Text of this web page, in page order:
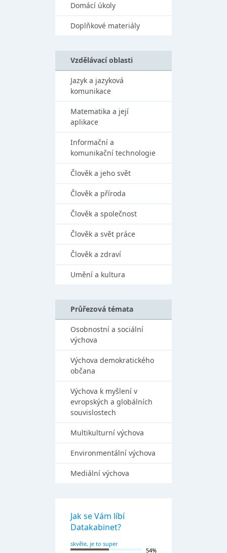
Domácí úkoly
Doplňkové materiály
Vzdělávací oblasti
Jazyk a jazyková
komunikace
Matematika a její
aplikace
Informační a
komunikační technologie
Člověk a jeho svět
Člověk a příroda
Člověk a společnost
Člověk a svět práce
Člověk a zdraví
Umění a kultura
Průřezová témata
Osobnostní a sociální
výchova
Výchova demokratického
občana
Výchova k myšlení v
evropských a globálních
souvislostech
Multikulturní výchova
Environmentální výchova
Mediální výchova
Jak se Vám líbí
Datakabinet?
skvěle, je to super
54%